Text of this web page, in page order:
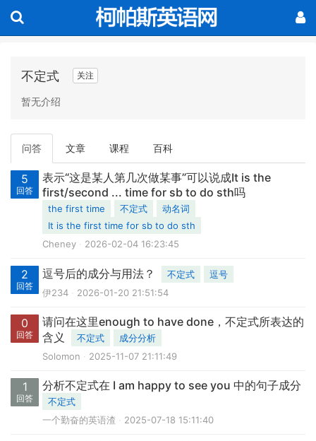
不定式 关注
暂无介绍
问答 文章 课程 百科
5
回答
表示“这是某人第几次做某事”可以说成It is the
first/second ... time for sb to do sth吗
the first time 不定式
动名词
It is the first time for sb to do sth
Cheney
2026-02-04 16:23:45
2
回答
逗号后的成分与用法？ 不定式
逗号
伊234
2026-01-20 21:51:54
0
回答
请问在这里enough to have done，不定式所表达的
含义
不定式
成分分析
Solomon
2025-11-07 21:11:49
1
回答
分析不定式在 I am happy to see you 中的句子成分
不定式
一个勤奋的英语渣
2025-07-18 15:11:40